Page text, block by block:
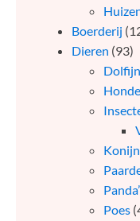
Boerderij
Dieren (93)
Poes